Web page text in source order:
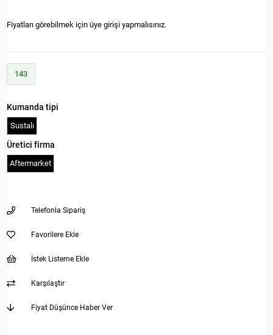
Fiyatları görebilmek için üye girişi yapmalısınız.
143
Kumanda tipi
Sustalı
Üretici firma
Aftermarket
Telefonla Sipariş
Favorilere Ekle
İstek Listeme Ekle
Karşılaştır
Fiyat Düşünce Haber Ver